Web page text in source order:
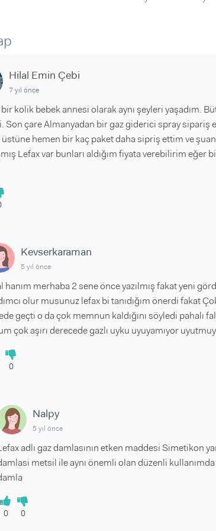
Hilal Emin Çebi
7 yıl önce
kolik bebek annesi olarak aynı şeyleri yaşadım.
Son çare Almanyadan bir gaz giderici spray sipariş
hemen bir kaç paket daha sipriş ettim ve
Lefax var bunları aldığım fiyata verebilirim
Kevserkaraman
5 yıl önce
hanım merhaba 2 sene önce yazılmış fakat yeni
olur musunuz lefax bi tanıdığım önerdi fakat
geçti o da çok memnun kaldığını söyledi pahalı
çok aşırı derecede gazlı uyku uyuyamıyor
0
Nalpy
5 yıl önce
adlı gaz damlasının etken maddesi Simetikon
metsil ile aynı önemli olan düzenli
0 0